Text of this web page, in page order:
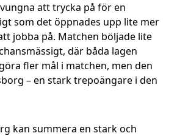
att trycka på för en
som det öppnades upp lite mer
jobba på. Matchen böljade lite
där båda lagen
fler mål i matchen, men den
– en stark trepoängare i den
kan summera en stark och